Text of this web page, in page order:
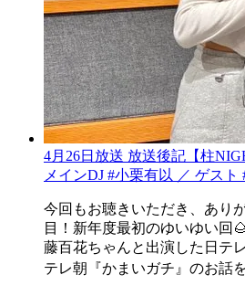
4月26日放送 放送後記【柱
メインDJ #小栗有以 ／ ゲスト
今回もお聴きいただき、あり
目！新年度最初のゆいゆい回
藤百花ちゃんと出演した日テ
テレ朝『かまいガチ』のお